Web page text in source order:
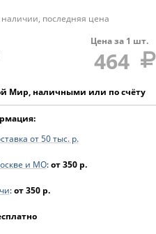
наличии, последняя цена
Цена за 1 шт.
464
Мир, наличными или по счёту
от 50 тыс. р.
и МО:от 350 р.
:от 350 р.